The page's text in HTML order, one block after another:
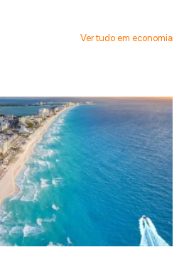
Ver tudo em economia